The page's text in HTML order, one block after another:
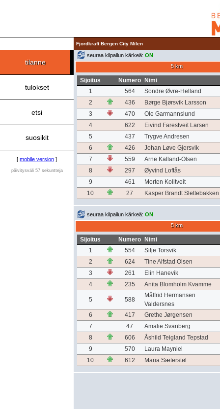
Fjordkraft Bergen City Milen
tilanne
tulokset
etsi
suosikit
[ mobile version ]
päivitysväli 57 sekuntteja
seuraa kilpailun kärkeä: ON
5 km
Sijoitus Numero
Nimi
1
564
Sondre Øvre-Helland
2
436
Børge Bjørsvik Larsson
3
470
Ole Garmannslund
4
622
Eivind Farestveit Larsen
5
437
Trygve Andresen
6
426
Johan Løve Gjersvik
7
559
Arne Kalland-Olsen
8
297
Øyvind Loftås
9
461
Morten Kolltveit
10
27 Kasper Brandt Slettebakken
seuraa kilpailun kärkeä: ON
5 km
Sijoitus Numero
Nimi
1
554
Silje Torsvik
2
624
Tine Alfstad Olsen
3
261
Elin Hanevik
4
235 Anita Blomholm Kvamme
5 588
Målfrid Hermansen
Valdersnes
6
417
Grethe Jørgensen
7
47
Amalie Svanberg
8
606
Åshild Teigland Tepstad
9
570
Laura Mayniel
10
612 Maria Sæterstøl